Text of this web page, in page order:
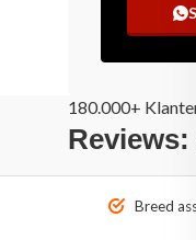
180.000+
Reviews:
Breed